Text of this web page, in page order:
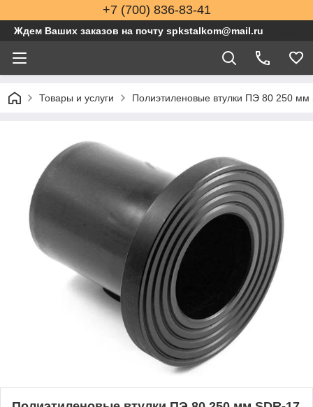
+7 (700) 836-83-41
Ждем Ваших заказов на почту spkstalkom@mail.ru
Товары и услуги Полиэтиленовые втулки ПЭ 80 250 мм